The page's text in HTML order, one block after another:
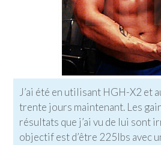
J’ai été en utilisant HGH-X2 et
trente jours maintenant. Les
résultats que j’ai vu de lui sont
objectif est d’être 225lbs avec